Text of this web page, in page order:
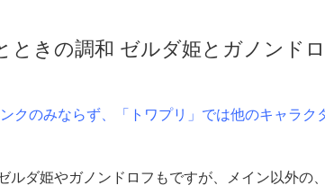
ときの調和 ゼルダ姫とガノンド
のみならず、「トワプリ」では他のキャラク
ダ姫やガノンドロフもですが、メイン以外の